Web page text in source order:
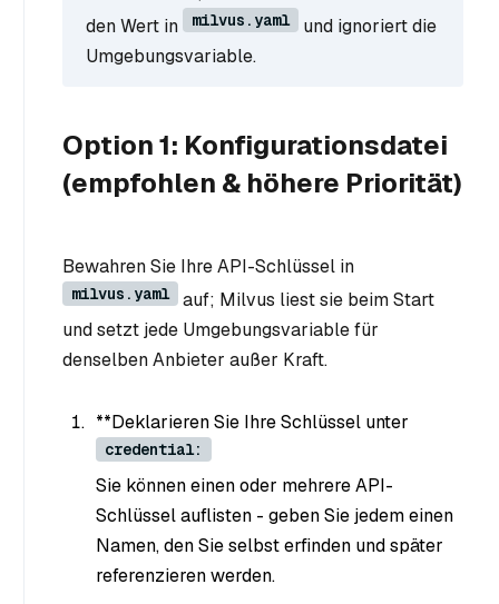
den Wert in
milvus.yaml
und ignoriert die
Umgebungsvariable.
Option 1: Konfigurationsdatei
(empfohlen & höhere Priorität)
Bewahren Sie Ihre API-Schlüssel in
milvus.yaml
auf; Milvus liest sie beim Start
und setzt jede Umgebungsvariable für
denselben Anbieter außer Kraft.
**Deklarieren Sie Ihre Schlüssel unter
credential:
Sie können einen oder mehrere API-
Schlüssel auflisten - geben Sie jedem einen
Namen, den Sie selbst erfinden und später
referenzieren werden.